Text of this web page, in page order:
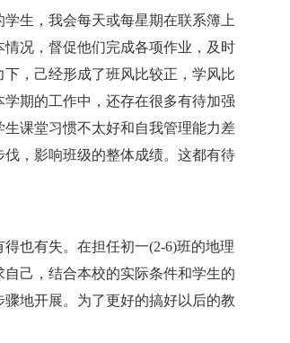
生，我会每天或每星期在联系簿上
况，督促他们完成各项作业，及时
，己经形成了班风比较正，学风比
期的工作中，还存在很多有待加强
课堂习惯不太好和自我管理能力差
，影响班级的整体成绩。这都有待
也有失。在担任初一(2-6)班的地理
己，结合本校的实际条件和学生的
地开展。为了更好的搞好以后的教